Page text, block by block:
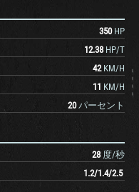
350 HP
12.38 HP/T
42 KM/H
11 KM/H
20 パーセント
28 度/秒
1.2/1.4/2.5